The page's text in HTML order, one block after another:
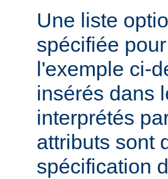
Une liste
spécifiée
l'exemple ci-
insérés dans
interprétés
attributs sont
spécification